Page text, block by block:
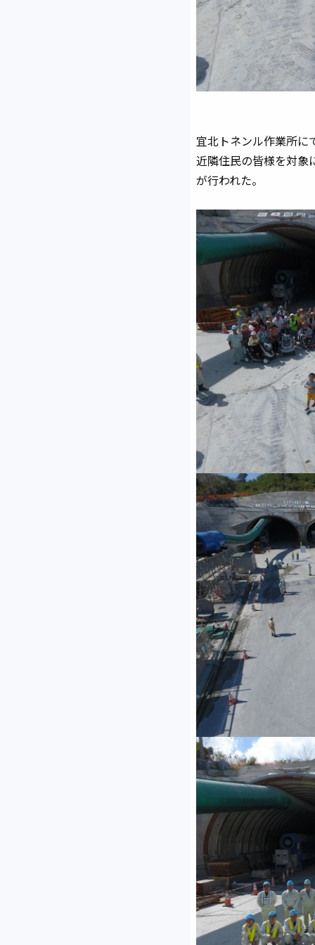
宜北トネンル作業所に
近隣住民の皆様を対象
が行われた。